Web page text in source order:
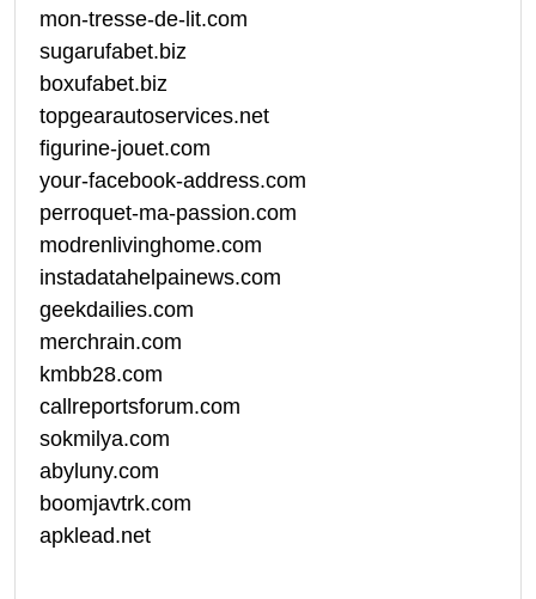
mon-tresse-de-lit.com
sugarufabet.biz
boxufabet.biz
topgearautoservices.net
figurine-jouet.com
your-facebook-address.com
perroquet-ma-passion.com
modrenlivinghome.com
instadatahelpainews.com
geekdailies.com
merchrain.com
kmbb28.com
callreportsforum.com
sokmilya.com
abyluny.com
boomjavtrk.com
apklead.net